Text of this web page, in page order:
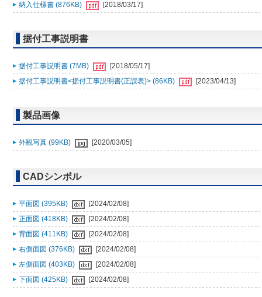
納入仕様書 (876KB) [2018/03/17]
据付工事説明書
据付工事説明書 (7MB)
[2018/05/17]
据付工事説明書<据付工事説明書(正誤表)> (86KB)
[2023/04/13]
製品画像
外観写真 (99KB) [2020/03/05]
CADシンボル
平面図 (395KB)
[2024/02/08]
正面図 (418KB)
[2024/02/08]
背面図 (411KB)
[2024/02/08]
右側面図 (376KB)
[2024/02/08]
左側面図 (403KB)
[2024/02/08]
下面図 (425KB)
[2024/02/08]